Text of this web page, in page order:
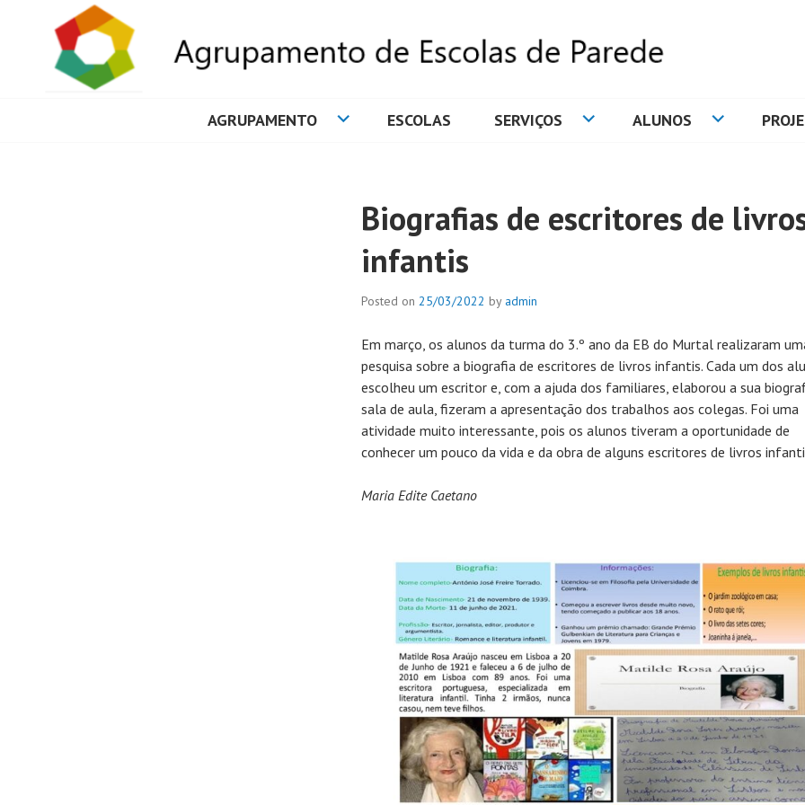
AGRUPAMENTO ESCOLAS SERVIÇOS ALUNOS
Biografias de escritores de
infantis
Posted on 25/03/2022 by admin
Em março, os alunos da turma do 3.º ano da EB do Murtal realizaram
pesquisa sobre a biografia de escritores de livros infantis. Cada um dos
escolheu um escritor e, com a ajuda dos familiares, elaborou a sua
sala de aula, fizeram a apresentação dos trabalhos aos colegas. Foi uma
atividade muito interessante, pois os alunos tiveram a oportunidade de
conhecer um pouco da vida e da obra de alguns escritores de livros
Maria Edite Caetano